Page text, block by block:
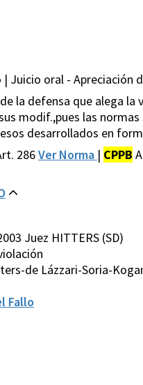
Juicio oral - Apreciación
la defensa que alega
sus modif.,pues las
desarrollados en
286Ver Norma | CPPB
Juez HITTERS (SD)
de Lázzari-Soria-
Fallo